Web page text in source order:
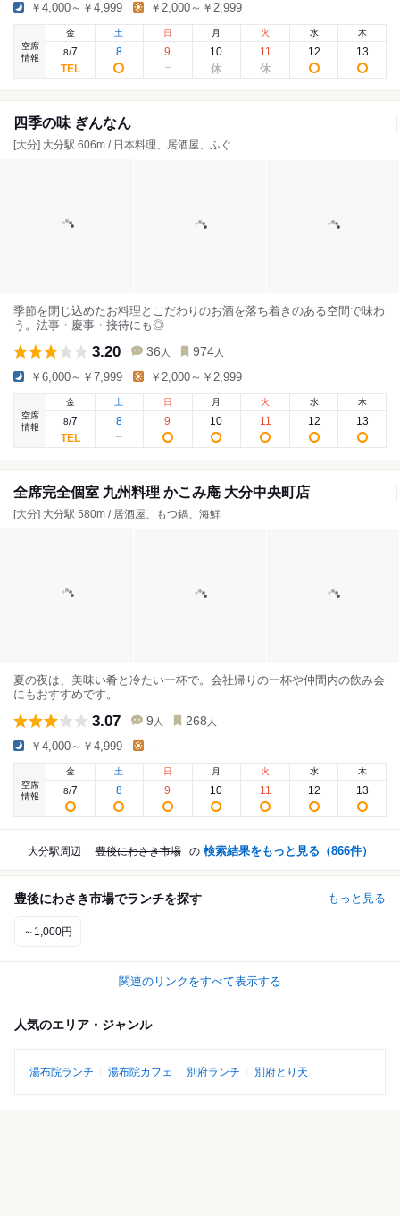
￥4,000～￥4,999 ￥2,000～￥2,999
空席
情報
金
8/7
土
8
日
9
月
10
火
11
水
12
木
13
四季の味 ぎんなん
[大分] 大分駅 606m / 日本料理、居酒屋、ふぐ
季節を閉じ込めたお料理とこだわりのお酒を落ち着きのある空間で味わ
う。法事・慶事・接待にも◎
3.20 36 人 974 人
￥6,000～￥7,999 ￥2,000～￥2,999
空席
情報
金
8/7
土
8
日
9
月
10
火
11
水
12
木
13
全席完全個室 九州料理 かこみ庵 大分中央町店
[大分] 大分駅 580m / 居酒屋、もつ鍋、海鮮
夏の夜は、美味い肴と冷たい一杯で。会社帰りの一杯や仲間内の飲み会
にもおすすめです。
3.07 9 人 268 人
￥4,000～￥4,999 -
空席
情報
金
8/7
土
8
日
9
月
10
火
11
水
12
木
13
大分駅周辺 豊後にわさき市場 の 検索結果をもっと見る（866件）
豊後にわさき市場でランチを探す もっと見る
～1,000円
関連のリンクをすべて表示する
人気のエリア・ジャンル
湯布院ランチ 湯布院カフェ 別府ランチ 別府とり天